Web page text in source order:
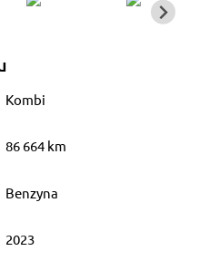
Kombi
86 664 km
Benzyna
2023